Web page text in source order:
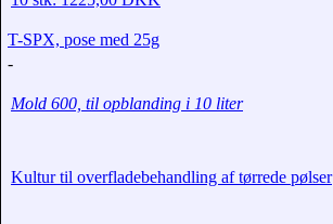
T-SPX, pose med 25g
-
Mold 600, til opblanding i 10 liter
Kultur til overfladebehandling af tørrede pølser